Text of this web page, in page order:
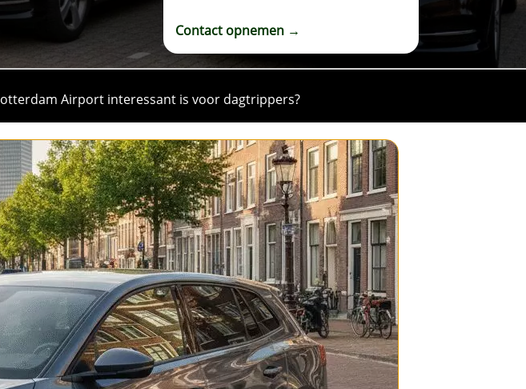
Contact opnemen →
Airport interessant is voor dagtrippers?